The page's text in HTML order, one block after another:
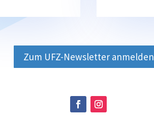
Zum UFZ-Newsletter anmelden